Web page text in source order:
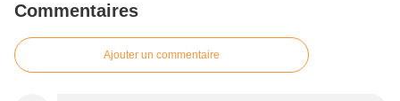
Commentaires
Ajouter un commentaire